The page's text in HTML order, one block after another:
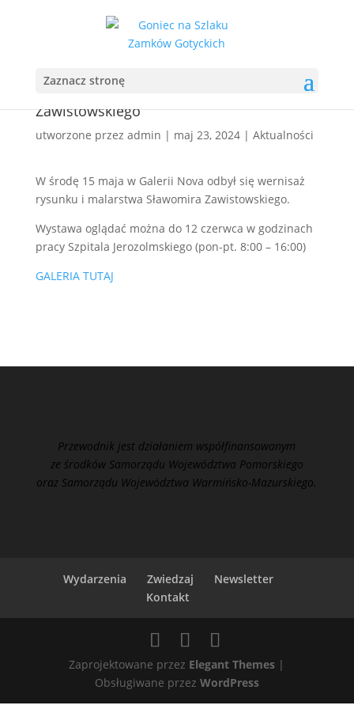
Zaznacz stronę
Wernisaż rysunku i malarstwa Sławomira
Zawistowskiego
utworzone przez admin | maj 23, 2024| Aktualności
W środę 15 maja w Galerii Nova odbył się wernisaż
rysunku i malarstwa Sławomira Zawistowskiego.
Wystawa oglądać można do 12 czerwca w godzinach
pracy Szpitala Jerozolmskiego (pon-pt. 8:00 – 16:00)
GALERIA TUTAJ
Przewodnik jest działaniem współfinansowanym
ze środków Samorządu Województwa Pomorskiego
oraz Samorządu Województwa Warmińsko-Mazurskiego.
Wydarzenia Zwiedzaj
Newsletter
Kontakt
Zaprojektowane przez Elegant Themes |
Obsługiwane przez WordPress